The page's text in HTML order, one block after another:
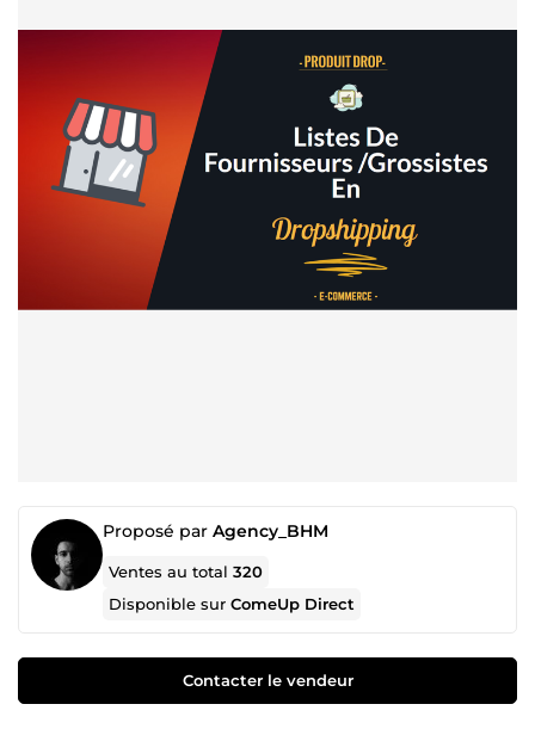
Proposé par Agency_BHM
Ventes au total320
Disponible surComeUp Direct
Contacter le vendeur